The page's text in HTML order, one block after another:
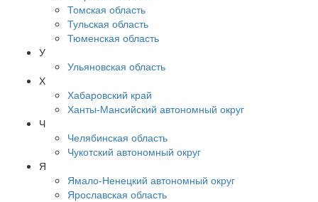
Томская область
Тульская область
Тюменская область
У
Ульяновская область
Х
Хабаровский край
Ханты-Мансийский автономный округ
Ч
Челябинская область
Чукотский автономный округ
Я
Ямало-Ненецкий автономный округ
Ярославская область